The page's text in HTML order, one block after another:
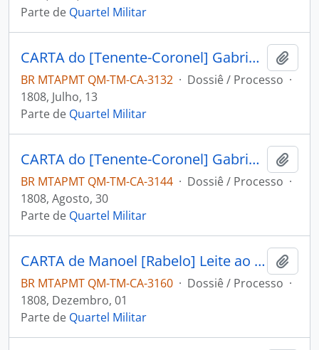
Parte de Quartel Militar
CARTA do [Tenente-Coronel] Gabriel de Fonseca Sousa ao [Governador e Capitão-General da Capitania de Mato Grosso] João Carlos Augusto d’Oeynhausen e Gravenberg.
BR MTAPMT QM-TM-CA-3132 · Dossiê / Processo ·
1808, Julho, 13
Parte de Quartel Militar
CARTA do [Tenente-Coronel] Gabriel de Fonseca Souza ao [Governador e Capitão-General da Capitania de Mato Grosso] João Carlos Augusto d’Oeynhausen e Gravenberg.
BR MTAPMT QM-TM-CA-3144 · Dossiê / Processo ·
1808, Agosto, 30
Parte de Quartel Militar
CARTA de Manoel [Rabelo] Leite ao [Governador e Capitão-General da Capitania de Mato Grosso] João Carlos Augusto d’Oeynhausen e Gravenberg.
BR MTAPMT QM-TM-CA-3160 · Dossiê / Processo ·
1808, Dezembro, 01
Parte de Quartel Militar